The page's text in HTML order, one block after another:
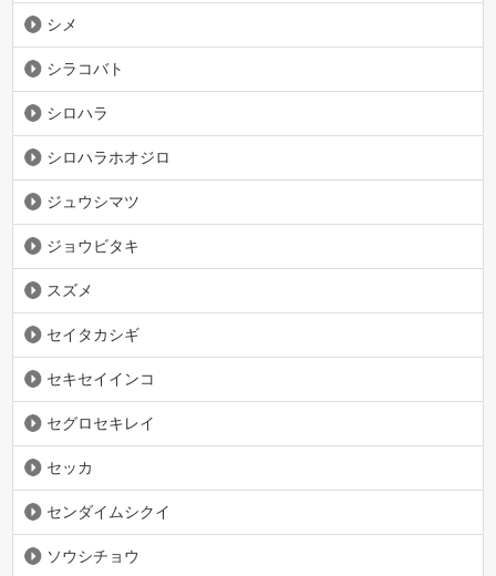
シメ
シラコバト
シロハラ
シロハラホオジロ
ジュウシマツ
ジョウビタキ
スズメ
セイタカシギ
セキセイインコ
セグロセキレイ
セッカ
センダイムシクイ
ソウシチョウ